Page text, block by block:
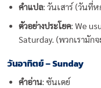
คำแปล: วันเสาร์ (วันที่
ตัวอย่างประโยค: We
Saturday. (พวกเรามัก
วันอาทิตย์ – Sunday
คำอ่าน: ซันเดย์